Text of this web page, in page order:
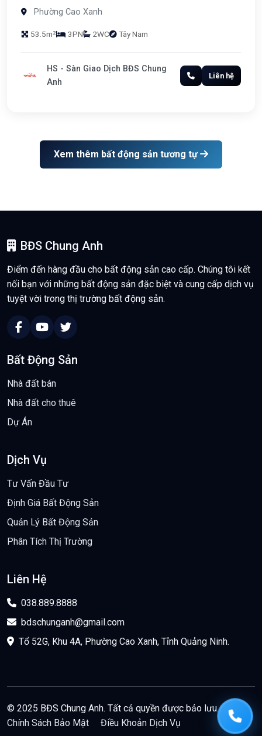
Phường Cao Xanh
53.5m² 3PN 2WC Tây Nam
HS - Sàn Giao Dịch BĐS Chung
Anh
Liên hệ
Xem thêm bất động sản tương tự
BĐS Chung Anh
Điểm đến hàng đầu cho bất động sản cao cấp. Chúng tôi kết
nối bạn với những bất động sản đặc biệt và cung cấp dịch vụ
tuyệt vời trong thị trường bất động sản.
Bất Động Sản
Nhà đất bán
Nhà đất cho thuê
Dự Án
Dịch Vụ
Tư Vấn Đầu Tư
Định Giá Bất Động Sản
Quản Lý Bất Động Sản
Phân Tích Thị Trường
Liên Hệ
038.889.8888
bdschunganh@gmail.com
Tổ 52G, Khu 4A, Phường Cao Xanh, Tỉnh Quảng Ninh.
© 2025 BĐS Chung Anh. Tất cả quyền được bảo lưu.
Chính Sách Bảo Mật
Điều Khoản Dịch Vụ